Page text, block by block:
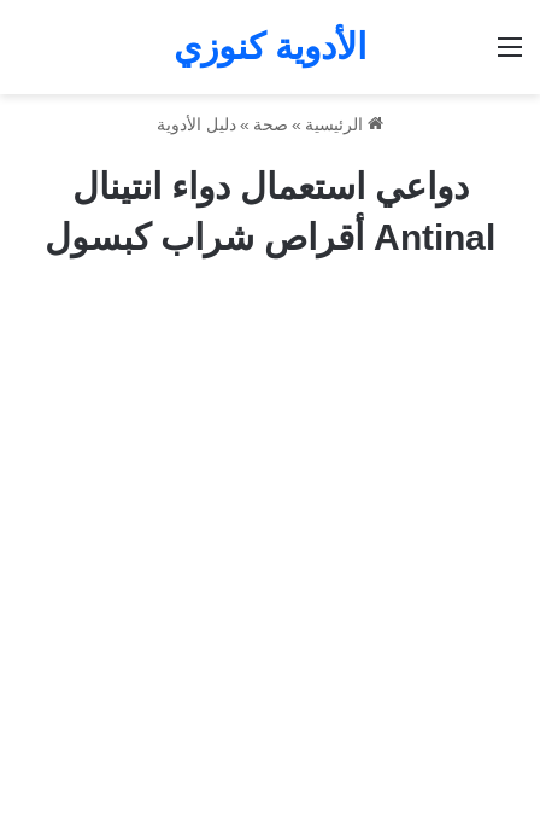
الأدوية كنوزي
الرئيسية » صحة »دليل الأدوية
دواعي استعمال دواء انتينال
Antinal أقراص شراب كبسول